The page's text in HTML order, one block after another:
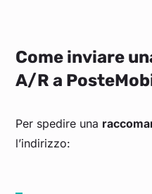
Come inviare
A/R a
Per spedire una
l’indirizzo: